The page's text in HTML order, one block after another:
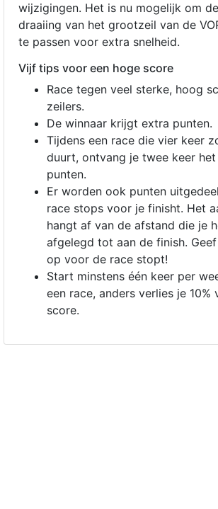
wijzigingen. Het is nu mogelijk om de
draaiing van het grootzeil van de
te passen voor extra snelheid.
Vijf tips voor een hoge score
Race tegen veel sterke, hoog
zeilers.
De winnaar krijgt extra punten.
Tijdens een race die vier keer
duurt, ontvang je twee keer
punten.
Er worden ook punten
race stops voor je finisht. Het
hangt af van de afstand die je
afgelegd tot aan de finish.
op voor de race stopt!
Start minstens één keer per
een race, anders verlies je 10%
score.